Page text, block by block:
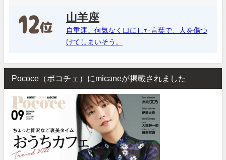
山羊座
自重運。何気なく口にした言葉で、人を傷つ
けてしまいそう。
Pococe（ポコチェ）にmicaneが掲載されました